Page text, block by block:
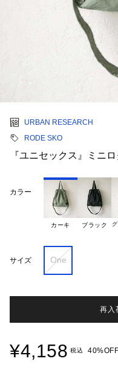
URBAN RESEARCH
RODE SKO
『ユニセックス』ミニ
カラー
カーキ ブラック
サイズ One
再入
¥4,158 税込 40%OFF